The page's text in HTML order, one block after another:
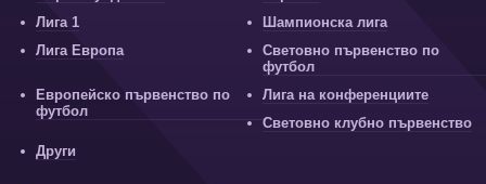
Лига 1
Шампионска лига
Лига Европа
Световно първенство по
футбол
Европейско първенство по
футбол
Лига на конференциите
Световно клубно първенство
Други